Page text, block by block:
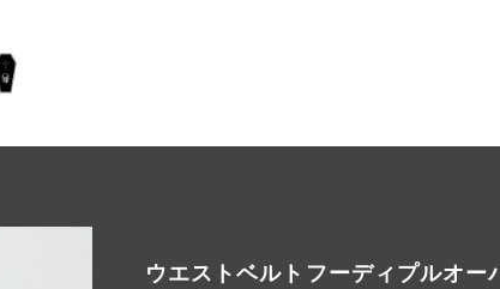
ウエストベルトフーディプルオー